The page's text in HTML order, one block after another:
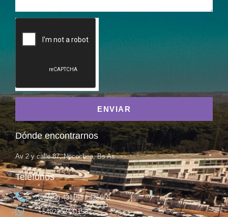
ENVIAR
Dónde encontrarnos
Av 2 y calle 87, Necochea, Bs As
Teléfonos
(02262) 431153 / 425665
+5492262431153